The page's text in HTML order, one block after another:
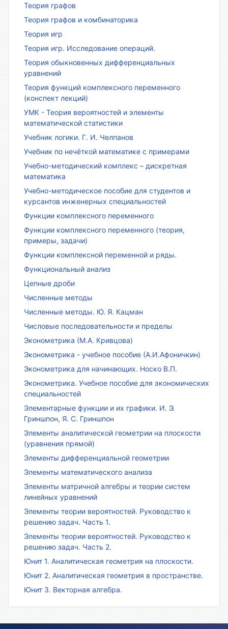
Теория графов
Теория графов и комбинаторика
Теория игр
Теория игр. Исследование операций.
Теория обыкновенных дифференциальных
уравнений
Теория функций комплексного переменного
(конспект лекций)
УМК - Теория вероятностей и элементы
математической статистики
Учебник логики. Г. И. Челпанов
Учебник по нечёткой математике с примерами
Учебно-методический комплекс – дискретная
математика
Учебно-методическое пособие для студентов и
курсантов инженерных специальностей
Функции комплексного переменного
Функции комплексного переменного (теория,
примеры, задачи)
Функции комплексной переменной и ряды.
Функциональный анализ
Цепные дроби
Численные методы
Численные методы. Ю. Я. Кацман
Числовые последовательности и пределы
Эконометрика (М.А. Кривцова)
Эконометрика - учебное пособие (А.И.Афоничкин)
Эконометрика для начинающих. Носко В.П.
Эконометрика. Учебное пособие для экономических
специальностей
Элементарные функции и их графики. И. Э.
Гриншпон, Я. С. Гриншпон
Элементы аналитической геометрии на плоскости
(уравнения прямой)
Элементы дифференциальной геометрии
Элементы математического анализа
Элементы матричной алгебры и теории систем
линейных уравнений
Элементы теории вероятностей. Руководство к
решению задач. Часть 1.
Элементы теории вероятностей. Руководство к
решению задач. Часть 2.
Юнит 1. Аналитическая геометрия на плоскости.
Юнит 2. Аналитическая геометрия в пространстве.
Юнит 3. Векторная алгебра.